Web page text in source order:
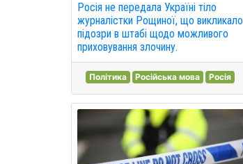
Росія не передала Україні тіло
журналістки Рощиної, що викликало
підозри в штабі щодо можливого
приховування злочину.
Політика Російська мова Росія